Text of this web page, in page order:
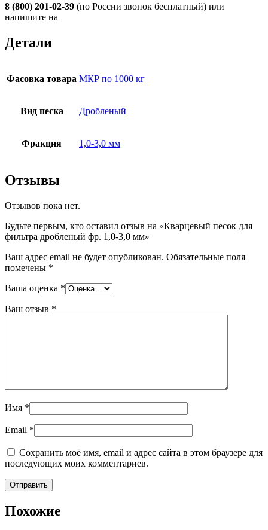
8 (800) 201-02-39 (по России звонок бесплатный) или
напишите на
Детали
Фасовка товара МКР по 1000 кг
Вид песка Дробленый
Фракция 1,0-3,0 мм
Отзывы
Отзывов пока нет.
Будьте первым, кто оставил отзыв на «Кварцевый песок для
фильтра дробленый фр. 1,0-3,0 мм»
Ваш адрес email не будет опубликован. Обязательные поля
помечены *
Ваша оценка *
Ваш отзыв *
Имя *
Email *
Сохранить моё имя, email и адрес сайта в этом браузере для
последующих моих комментариев.
Похожие